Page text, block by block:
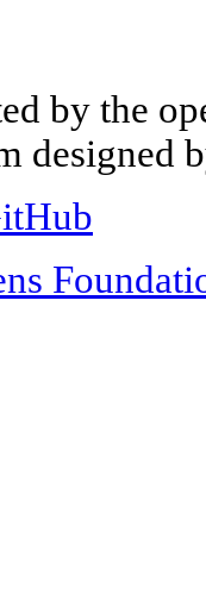
by the
designed